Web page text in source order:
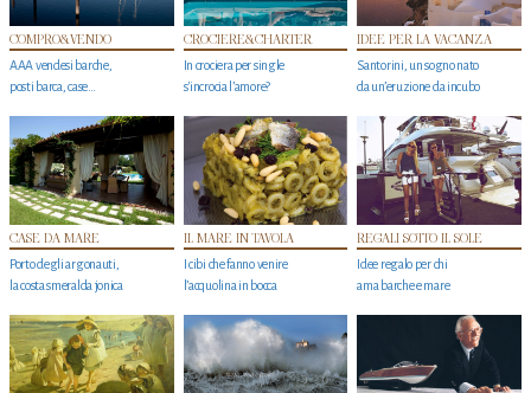
COMPRO&VENDO
AAA vendesi barche,
posti barca, case…
CROCIERE&CHARTER
In crociera per single
s'incrocia l’amore?
IDEE PER LA VACANZA
Santorini, un sogno nato
da un’eruzione da incubo
CASE DA MARE
Porto degli argonauti,
la costa smeralda jonica
IL MARE IN TAVOLA
I cibi che fanno venire
l’acquolina in bocca
REGALI SOTTO IL SOLE
Idee regalo per chi
ama barche e mare